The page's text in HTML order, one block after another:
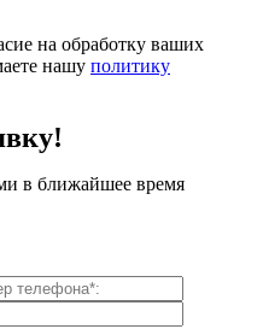
на обработку ваших
нашу политику
в ближайшее время